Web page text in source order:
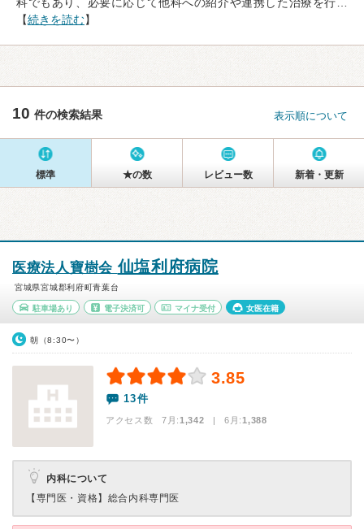
【続きを読む】
10 件の検索結果 表示順について
標準 ★の数 レビュー数 新着・更新
医療法人寶樹会仙塩利府病院
宮城県宮城郡利府町青葉台
駐車場あり 電子決済可 マイナ受付 女医在籍
朝（8:30〜）
3.85
13件
アクセス数 7月:1,342 | 6月:1,388
内科について
【専門医・資格】 総合内科専門医